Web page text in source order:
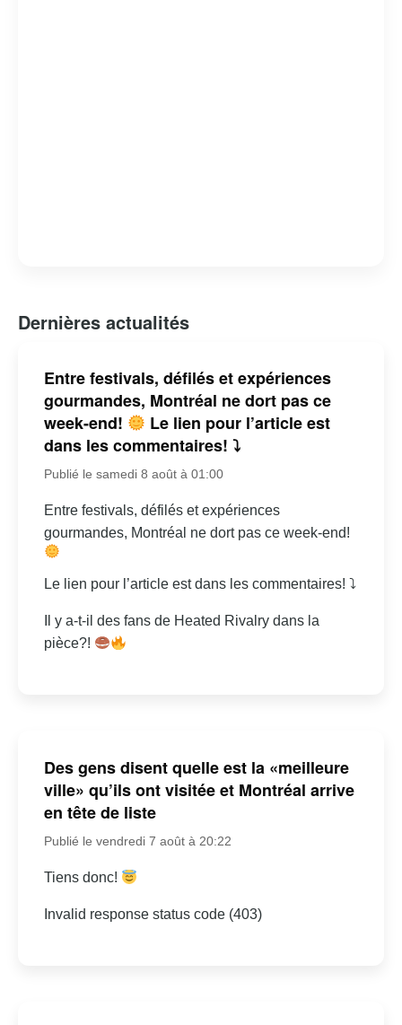
Dernières actualités
Entre festivals, défilés et expériences
gourmandes, Montréal ne dort pas ce
week-end!
Le lien pour l’article est
dans les commentaires! ⤵
Publié le samedi 8 août à 01:00
Entre festivals, défilés et expériences
gourmandes, Montréal ne dort pas ce week-end!
Le lien pour l’article est dans les commentaires! ⤵
Il y a-t-il des fans de Heated Rivalry dans la
pièce?!
Des gens disent quelle est la «meilleure
ville» qu’ils ont visitée et Montréal arrive
en tête de liste
Publié le vendredi 7 août à 20:22
Tiens donc!
Invalid response status code (403)